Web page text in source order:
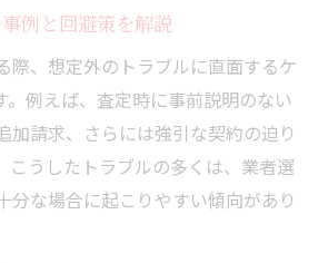
例と回避策を解説
際、想定外のトラブルに直面するケ
。例えば、査定時に事前説明のない
加請求、さらには強引な契約の迫り
こうしたトラブルの多くは、業者選
分な場合に起こりやすい傾向があり